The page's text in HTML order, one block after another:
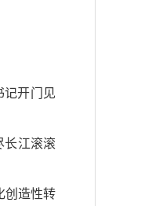
记开门见
长江滚滚
创造性转